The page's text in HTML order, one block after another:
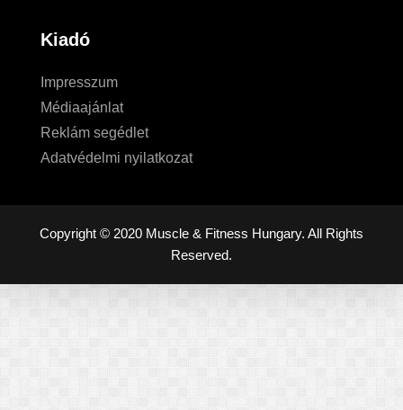
Kiadó
Impresszum
Médiaajánlat
Reklám segédlet
Adatvédelmi nyilatkozat
Copyright © 2020 Muscle & Fitness Hungary. All Rights
Reserved.